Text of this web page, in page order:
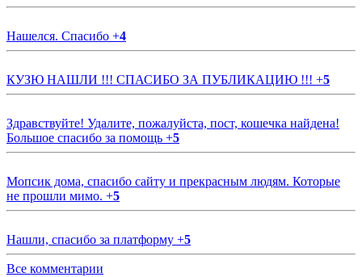
Нашелся. Спасибо +4
КУЗЮ НАШЛИ !!! СПАСИБО ЗА ПУБЛИКАЦИЮ !!! +5
Здравствуйте! Удалите, пожалуйста, пост, кошечка найдена!
Большое спасибо за помощь +5
Мопсик дома, спасибо сайту и прекрасным людям. Которые
не прошли мимо. +5
Нашли, спасибо за платформу +5
Все комментарии